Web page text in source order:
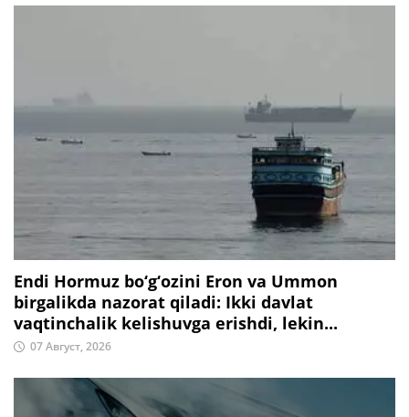
Endi Hormuz bo‘g‘ozini Eron va Ummon
birgalikda nazorat qiladi: Ikki davlat
vaqtinchalik kelishuvga erishdi, lekin...
07 Август, 2026